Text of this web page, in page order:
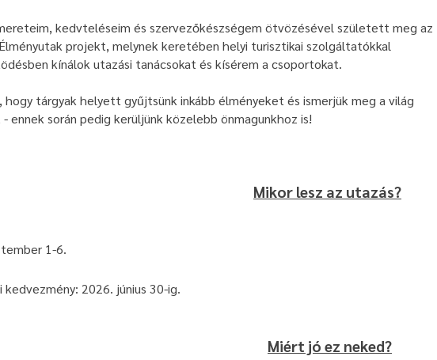
kedvteléseim és szervezőkészségem ötvözésével született meg az
projekt, melynek keretében helyi turisztikai szolgáltatókkal
kínálok utazási tanácsokat és kísérem a csoportokat.
hogy tárgyak helyett gyűjtsünk inkább élményeket és ismerjük meg a világ
ennek során pedig kerüljünk közelebb önmagunkhoz is!
Mikor lesz az utazás?
1-6.
kedvezmény: 2026. június 30-ig.
Miért jó ez neked?